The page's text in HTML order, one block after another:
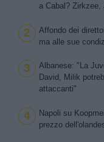
a Cabal? Zirkzee,
2
Affondo dei
ma alle sue
3
Albanese: "La
David, Milik
attaccanti"
4
Napoli su
prezzo